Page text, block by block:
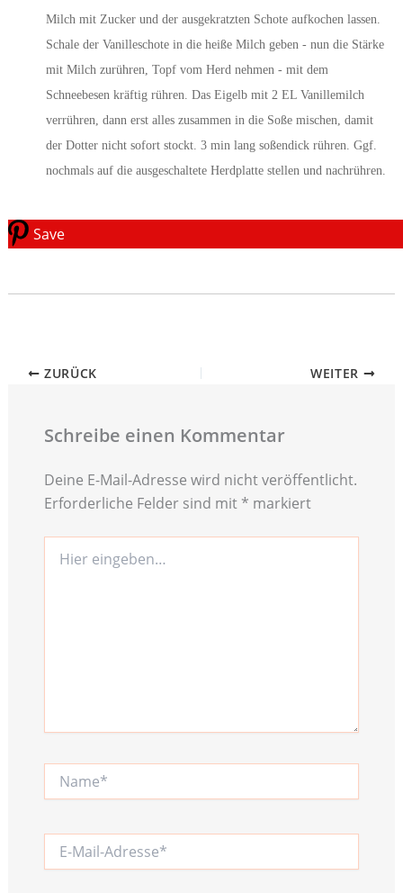
Milch mit Zucker und der ausgekratzten Schote aufkochen lassen.
Schale der Vanilleschote in die heiße Milch geben - nun die Stärke
mit Milch zurühren, Topf vom Herd nehmen - mit dem
Schneebesen kräftig rühren. Das Eigelb mit 2 EL Vanillemilch
verrühren, dann erst alles zusammen in die Soße mischen, damit
der Dotter nicht sofort stockt. 3 min lang soßendick rühren. Ggf.
nochmals auf die ausgeschaltete Herdplatte stellen und nachrühren.
Save
ZURÜCK WEITER
Schreibe einen Kommentar
Deine E-Mail-Adresse wird nicht veröffentlicht.
Erforderliche Felder sind mit * markiert
eingeben…
Mail-